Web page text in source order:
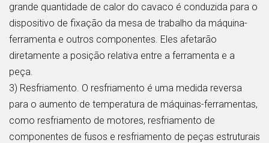
grande quantidade de calor do cavaco é conduzida para o
dispositivo de fixação da mesa de trabalho da máquina-
ferramenta e outros componentes. Eles afetarão
diretamente a posição relativa entre a ferramenta e a
peça.
3) Resfriamento. O resfriamento é uma medida reversa
para o aumento de temperatura de máquinas-ferramentas,
como resfriamento de motores, resfriamento de
componentes de fusos e resfriamento de peças estruturais